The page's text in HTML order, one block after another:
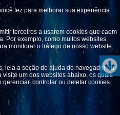
fez para melhorar sua experiência
terceiros a usarem cookies que caem
Por exemplo, como muitos websites,
monitorar o tráfego de nosso website.
leia a seção de ajuda do navegador ou
um dos websites abaixo, os quais
controlar ou deletar cookies.